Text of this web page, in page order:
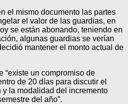
el mismo documento las partes
el valor de las guardias, en
se están abonando, teniendo en
algunas guardias se verían
mantener el monto actual de
“existe un compromiso de
de 20 días para discutir el
la modalidad del incremento
del año”.